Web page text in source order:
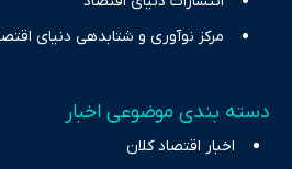
مرکز نوآوری و شتابدهی دنیای
دسته بندی موضوعی اخبار
اخبار اقتصاد کلان